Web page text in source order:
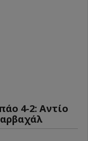
4-2: Αντίο